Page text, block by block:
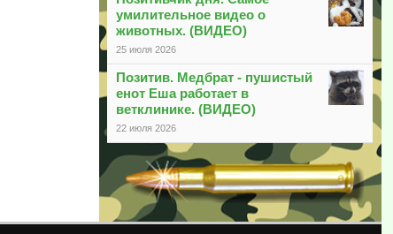
умилительное видео о
животных. (ВИДЕО)
25 июля 2026
Позитив. Медбрат - пушистый
енот Еша работает в
ветклинике. (ВИДЕО)
22 июля 2026